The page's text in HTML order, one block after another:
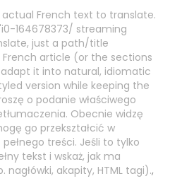
French text to translate.
164678373/ streaming
just a path/title
article (or the sections
it into natural, idiomatic
version while keeping the
o podanie właściwego
Obecnie widzę
go przekształcić w
treści. Jeśli to tylko
tekst i wskaż, jak ma
akapity, HTML tagi).,